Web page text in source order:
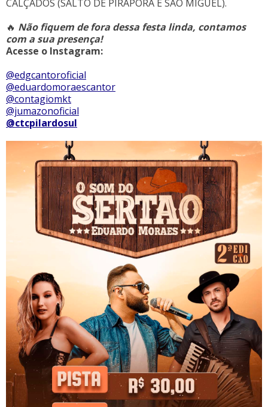
CALÇADOS (SALTO DE PIRAPORA E SÃO MIGUEL).
🔥 Não fiquem de fora dessa festa linda, contamos
com a sua presença!
Acesse o Instagram:
@edgcantoroficial
@eduardomoraescantor
@contagiomkt
@jumazonoficial
@ctcpilardosul